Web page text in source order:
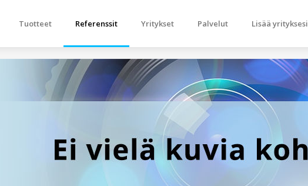
Tuotteet Referenssit Yritykset Palvelut Lisää yrityksesi